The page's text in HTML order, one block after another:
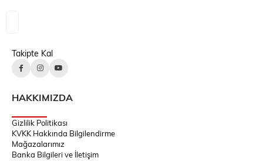
Takipte Kal
HAKKIMIZDA
Gizlilik Politikası
KVKK Hakkında Bilgilendirme
Mağazalarımız
Banka Bilgileri ve İletişim